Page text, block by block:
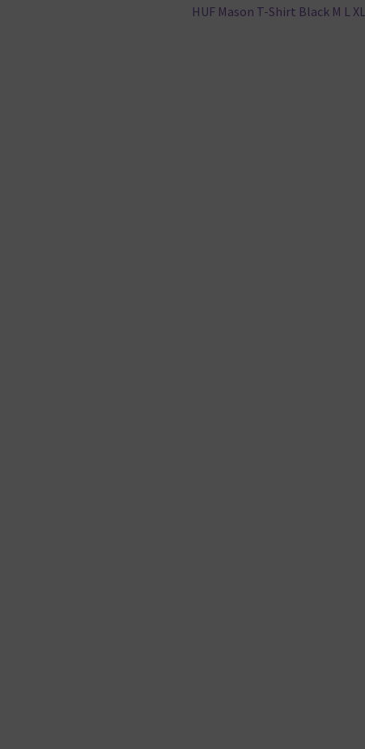
Nächster
HUF Mason T-Shirt Black M L XL